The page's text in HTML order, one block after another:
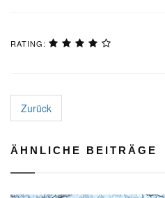
RATING:
Zurück
ÄHNLICHE BEITRÄGE